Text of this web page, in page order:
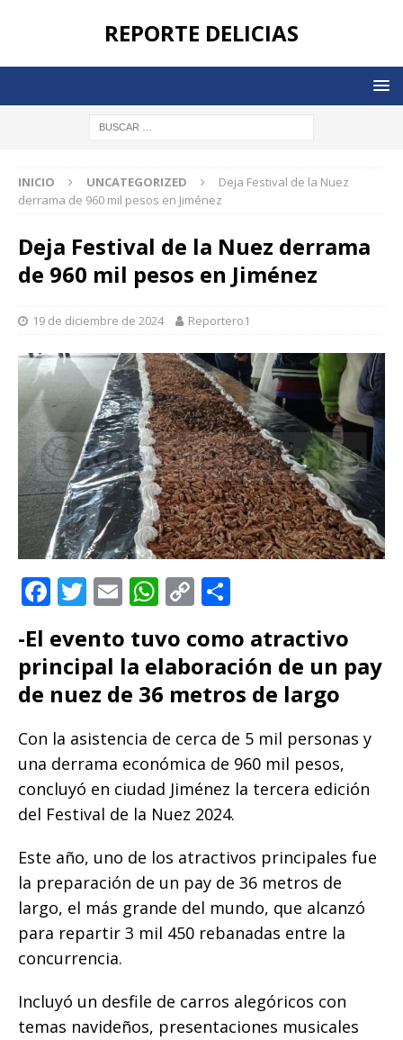
REPORTE DELICIAS
INICIO UNCATEGORIZED
Deja Festival de la Nuez
derrama de 960 mil pesos en Jiménez
Deja Festival de la Nuez derrama
de 960 mil pesos en Jiménez
19 de diciembre de 2024 Reportero1
F
c
e
b
o
o
k
T
it
te
r
E
ai
l
W
at
s
A
p
p
C
p
y
Li
n
k
m
p
ar
ti
r
-El evento tuvo como atractivo
principal la elaboración de un pay
de nuez de 36 metros de largo
Con la asistencia de cerca de 5 mil personas y
una derrama económica de 960 mil pesos,
concluyó en ciudad Jiménez la tercera edición
del Festival de la Nuez 2024.
Este año, uno de los atractivos principales fue
la preparación de un pay de 36 metros de
largo, el más grande del mundo, que alcanzó
para repartir 3 mil 450 rebanadas entre la
concurrencia.
Incluyó un desfile de carros alegóricos con
temas navideños, presentaciones musicales